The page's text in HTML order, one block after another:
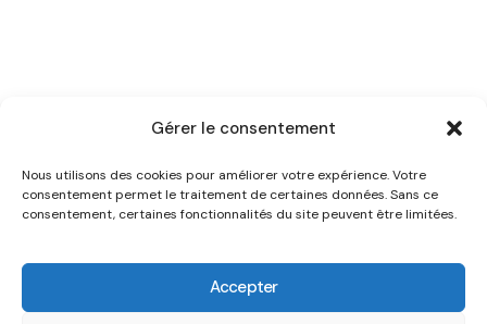
Gérer le consentement
Nous utilisons des cookies pour améliorer votre expérience. Votre
consentement permet le traitement de certaines données. Sans ce
consentement, certaines fonctionnalités du site peuvent être limitées.
Accepter